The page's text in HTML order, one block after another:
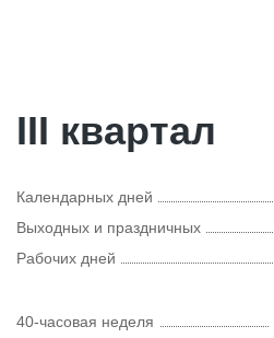
III квартал
Календарных дней
Выходных и праздничных
Рабочих дней
40-часовая неделя